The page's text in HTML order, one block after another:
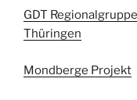
GDT
Thüringen
Mondberge Projekt